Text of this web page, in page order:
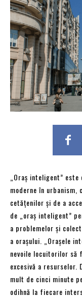
„Oraș inteligent”
moderne în
cetățenilor și de a
de „oraș inteligent”
a problemelor și
a orașului. „Orașele
nevoile locuitorilor
excesivă a resurselor.
mult de cinci minute
odihnă la fiecare